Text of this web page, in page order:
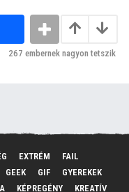
267 embernek nagyon tetszik
EXTRÉM
FAIL
GEEK GIF
GYEREKEK
KÉPREGÉNY KREATÍV